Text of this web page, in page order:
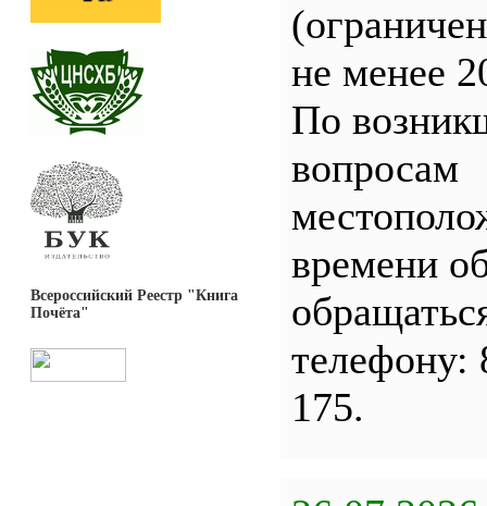
Всероссийский Реестр "Книга
Почёта"
не менее
По
вопросам
времени
телефону:
175.